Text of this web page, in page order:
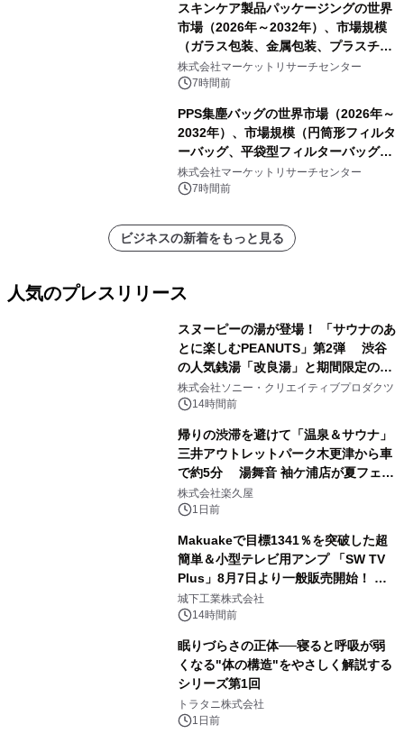
スキンケア製品パッケージングの世界
市場（2026年～2032年）、市場規模
（ガラス包装、金属包装、プラスチッ
ク包装、その他）・分析レポートを発
表
株式会社マーケットリサーチセンター
7時間前
PPS集塵バッグの世界市場（2026年～
2032年）、市場規模（円筒形フィルタ
ーバッグ、平袋型フィルターバッグ、
プリーツフィルターバッグ、その
他）・分析レポートを発表
株式会社マーケットリサーチセンター
7時間前
ビジネスの新着をもっと見る
人気のプレスリリース
スヌーピーの湯が登場！ 「サウナのあ
とに楽しむPEANUTS」第2弾 渋谷
の人気銭湯「改良湯」と期間限定のコ
ラボレーション サウナイキタイコラ
ボグッズも発売決定！
株式会社ソニー・クリエイティブプロダクツ
14時間前
帰りの渋滞を避けて「温泉＆サウナ」
三井アウトレットパーク木更津から車
で約5分 湯舞音 袖ケ浦店が夏フェア
メニューを提供
株式会社楽久屋
1日前
Makuakeで目標1341％を突破した超
簡単＆小型テレビ用アンプ 「SW TV
Plus」8月7日より一般販売開始！ ケ
ーブル1本つなぐだけ、テレビの音が
ぐっと豊かに
城下工業株式会社
14時間前
眠りづらさの正体──寝ると呼吸が弱
くなる"体の構造"をやさしく解説する
シリーズ第1回
トラタニ株式会社
1日前